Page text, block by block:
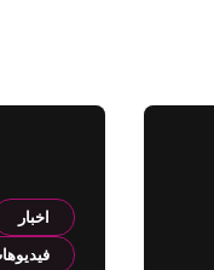
اخبار